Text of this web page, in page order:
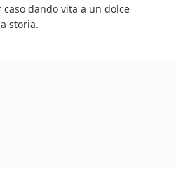
caso dando vita a un dolce
storia.